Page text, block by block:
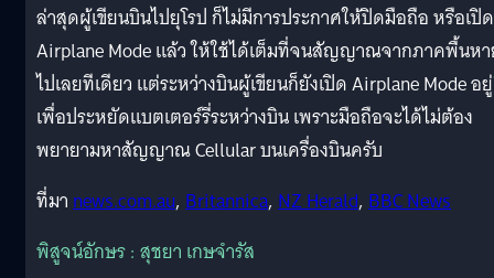
ล่าสุดผู้เขียนบินไปยุโรป ก็ไม่มีการประกาศให้ปิดมือถือ หรือเปิด
Airplane Mode แล้ว ให้ใช้ได้เต็มที่จนสัญญาณจากภาคพื้นห
ไปเลยทีเดียว แต่ระหว่างบินผู้เขียนก็ยังเปิด Airplane Mode อ
เพื่อประหยัดแบตเตอร์รี่ระหว่างบิน เพราะมือถือจะได้ไม่ต้อง
พยายามหาสัญญาณ Cellular บนเครื่องบินครับ
ที่มาnews.com.au, Britannica, NZ Herald, BBC News
พิสูจน์อักษร : สุชยา เกษจำรัส